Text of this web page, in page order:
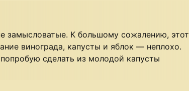
замысловатые. К большому сожалению, этот
винограда, капусты и яблок — неплохо.
сделать из молодой капусты